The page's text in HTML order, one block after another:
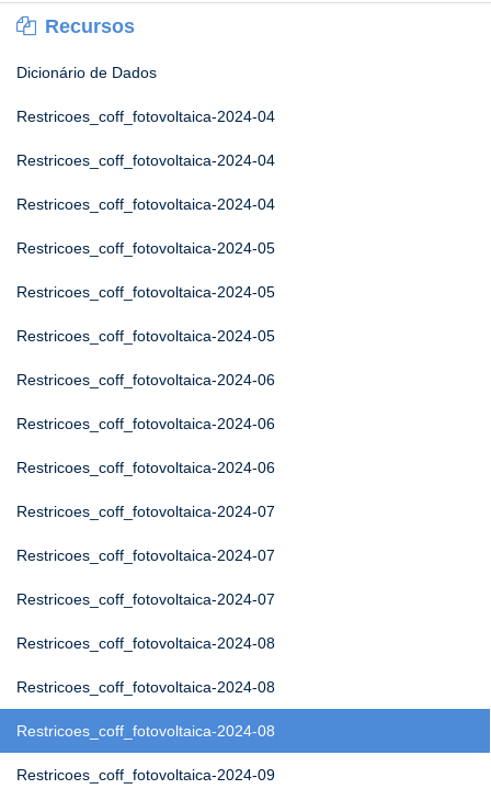
Recursos
Dicionário de Dados
Restricoes_coff_fotovoltaica-2024-04
Restricoes_coff_fotovoltaica-2024-04
Restricoes_coff_fotovoltaica-2024-04
Restricoes_coff_fotovoltaica-2024-05
Restricoes_coff_fotovoltaica-2024-05
Restricoes_coff_fotovoltaica-2024-05
Restricoes_coff_fotovoltaica-2024-06
Restricoes_coff_fotovoltaica-2024-06
Restricoes_coff_fotovoltaica-2024-06
Restricoes_coff_fotovoltaica-2024-07
Restricoes_coff_fotovoltaica-2024-07
Restricoes_coff_fotovoltaica-2024-07
Restricoes_coff_fotovoltaica-2024-08
Restricoes_coff_fotovoltaica-2024-08
Restricoes_coff_fotovoltaica-2024-08
Restricoes_coff_fotovoltaica-2024-09